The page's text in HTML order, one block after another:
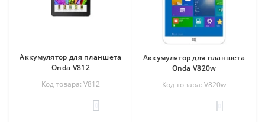
Аккумулятор для планшета
Onda V812
Код товара: V812
Аккумулятор для планшета
Onda V820w
Код товара: V820w